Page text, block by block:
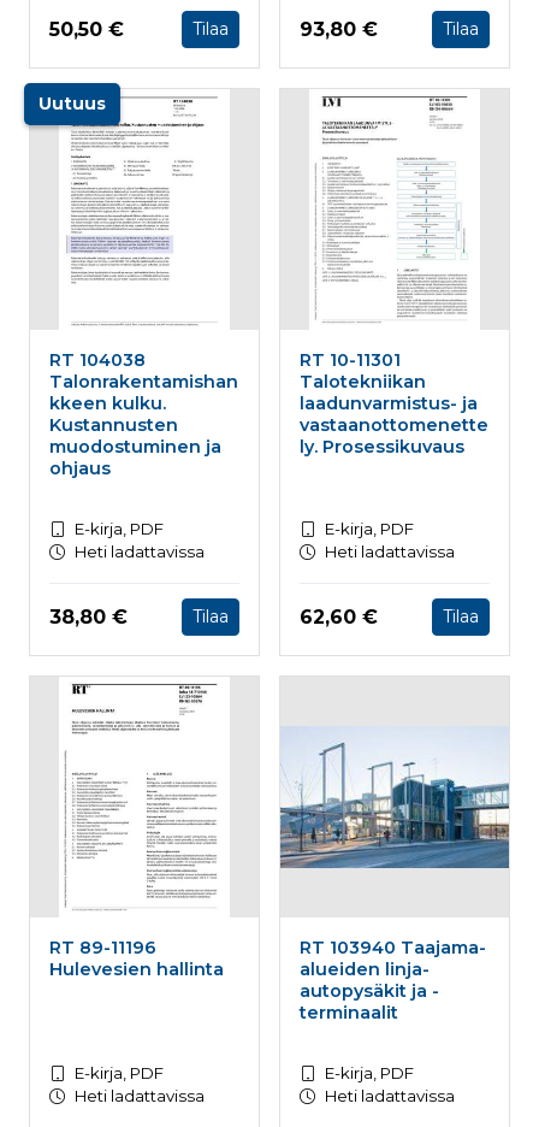
Hinta nyt
50,50 € Tilaa Hinta nyt
93,80 € Tilaa
Uutuus
RT 104038
Talonrakentamishan
kkeen kulku.
Kustannusten
muodostuminen ja
ohjaus
E-kirja, PDF
Heti ladattavissa
Hinta nyt
38,80 € Tilaa
RT 10-11301
Talotekniikan
laadunvarmistus- ja
vastaanottomenette
ly. Prosessikuvaus
E-kirja, PDF
Heti ladattavissa
Hinta nyt
62,60 € Tilaa
RT 89-11196
Hulevesien hallinta
E-kirja, PDF
Heti ladattavissa
RT 103940 Taajama-
alueiden linja-
autopysäkit ja -
terminaalit
E-kirja, PDF
Heti ladattavissa
antaa
miten
sekä
jotka
_fbp
.rakennustietokauppa.fi
3 kuukautta
Facebook
useita
kuten